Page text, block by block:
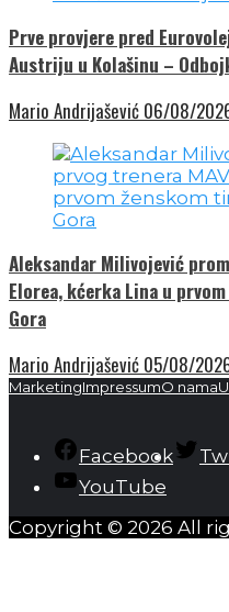
Prve provjere pred
Austriju u Kolašinu –
Mario Andrijašević 06/08/
Aleksandar Milivojević
Elorea, kćerka Lina u
Gora
Mario Andrijašević 05/08/
MarketingImpressumO nama
Facebook
YouTube
Copyright © 2026 All